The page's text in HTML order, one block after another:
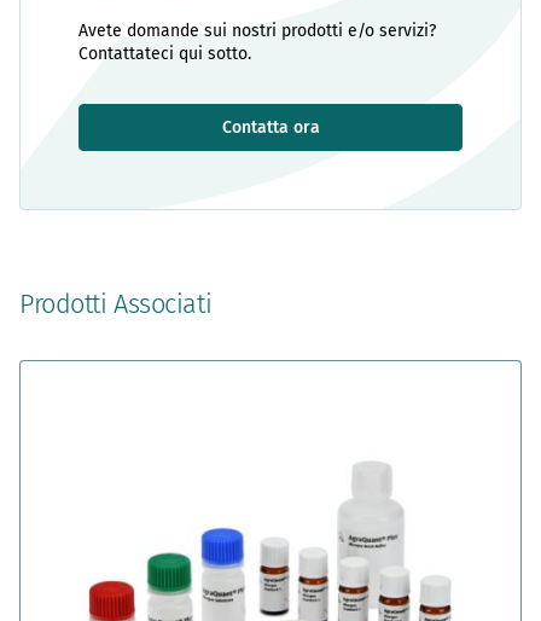
Avete domande sui nostri prodotti e/o servizi?
Contattateci qui sotto.
Contatta ora
Prodotti Associati